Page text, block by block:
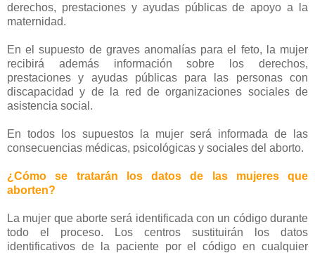
derechos, prestaciones y ayudas públicas de apoyo a la
maternidad.
En el supuesto de graves anomalías para el feto, la mujer
recibirá además información sobre los derechos,
prestaciones y ayudas públicas para las personas con
discapacidad y de la red de organizaciones sociales de
asistencia social.
En todos los supuestos la mujer será informada de las
consecuencias médicas, psicológicas y sociales del aborto.
¿Cómo se tratarán los datos de las mujeres que
aborten?
La mujer que aborte será identificada con un código durante
todo el proceso. Los centros sustituirán los datos
identificativos de la paciente por el código en cualquier